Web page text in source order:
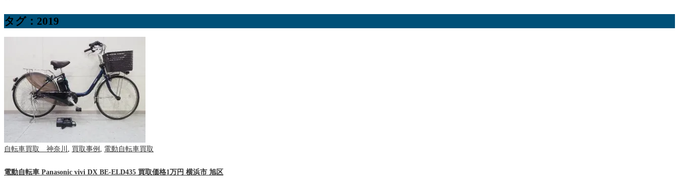
タグ：2019
自転車買取 神奈川 , 買取事例 , 電動自転車買取
電動自転車 Panasonic vivi DX BE-ELD435 買取価格1万円 横浜市 旭区